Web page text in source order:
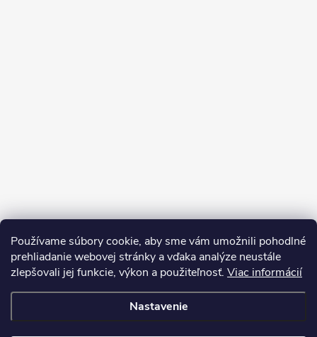
Používame súbory cookie, aby sme vám umožnili pohodlné
prehliadanie webovej stránky a vďaka analýze neustále
zlepšovali jej funkcie, výkon a použiteľnosť. Viac informácií
Nastavenie
Sledovať na Instagrame